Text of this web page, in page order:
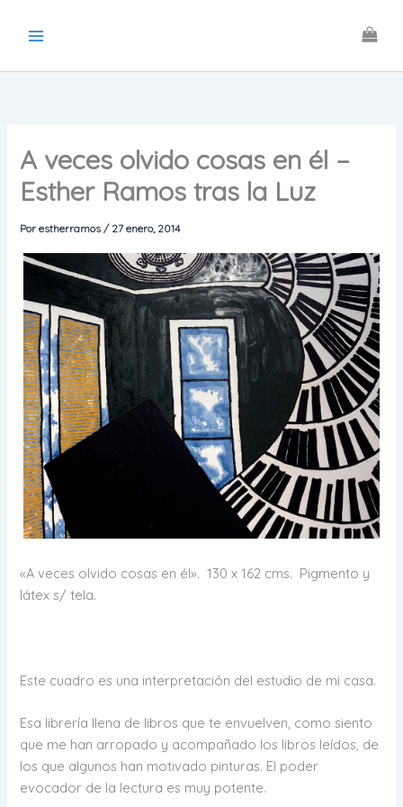
A veces olvido cosas en él –
Esther Ramos tras la Luz
Porestherramos/ 27 enero, 2014
«A veces olvido cosas en él». 130 x 162 cms. Pigmento y
látex s/ tela.
Este cuadro es una interpretación del estudio de mi casa.
Esa librería llena de libros que te envuelven, como siento
que me han arropado y acompañado los libros leídos, de
los que algunos han motivado pinturas. El poder
evocador de la lectura es muy potente.